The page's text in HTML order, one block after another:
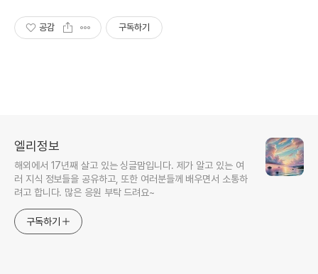
공감 구독하기
엘리정보
해외에서 17년째 살고 있는 싱글맘입니다. 제가 알고 있는 여
러 지식 정보들을 공유하고, 또한 여러분들께 배우면서 소통하
려고 합니다. 많은 응원 부탁 드려요~
구독하기